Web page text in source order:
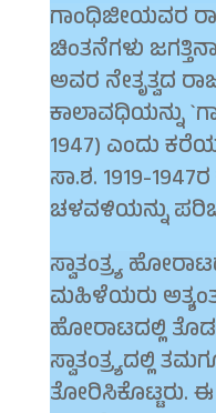
ಗಾಂಧಿಜೀಯವರ
ಚಿಂತನೆಗಳು
ಅವರ ನೇತೃತ್ವದ
ಕಾಲಾವಧಿಯನ್ನು
1947) ಎಂದು
ಸಾ.ಶ. 1919-
ಚಳವಳಿಯನ್ನು
ಸ್ವಾತಂತ್ರ್ಯ
ಮಹಿಳೆಯರು ಅತ್ಯಂತ
ಹೋರಾಟದಲ್ಲಿ
ಸ್ವಾತಂತ್ರ್ಯದಲ್ಲಿ
ತೋರಿಸಿಕೊಟ್ಟರು.